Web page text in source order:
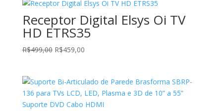
era:
R$165,00.
é:
R$110,00.
Receptor Digital Elsys Oi TV
HD ETRS35
R$499,00 O
era:
R$499,00.
R$459,00O
é:
R$459,00.